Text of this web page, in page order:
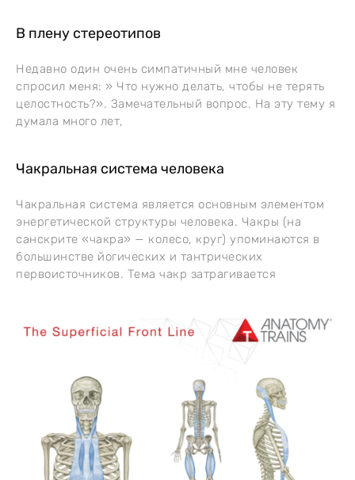
В плену стереотипов
Недавно один очень симпатичный мне человек
спросил меня: » Что нужно делать, чтобы не терять
целостность?». Замечательный вопрос. На эту тему я
думала много лет,
Чакральная система человека
Чакральная система является основным элементом
энергетической структуры человека. Чакры (на
санскрите «чакра» — колесо, круг) упоминаются в
большинстве йогических и тантрических
первоисточников. Тема чакр затрагивается